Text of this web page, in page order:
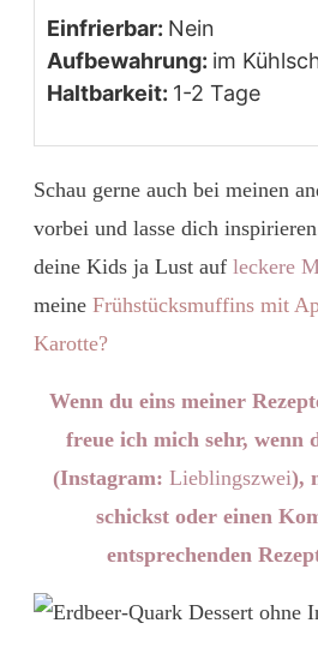
Einfrierbar: Nein
Aufbewahrung: im
Haltbarkeit: 1-2 Tage
Schau gerne auch bei meinen
vorbei und lasse dich
deine Kids ja Lust auf leckere
meine Frühstücksmuffins mit
Karotte?
Wenn du eins meiner
freue ich mich sehr, wenn
(Instagram: Lieblingszwei),
schickst oder einen
entsprechenden